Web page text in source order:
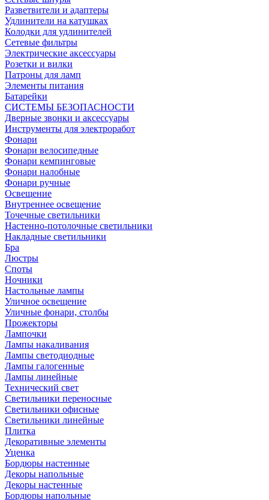
Разветвители и адаптеры
Удлинители на катушках
Колодки для удлинителей
Сетевые фильтры
Электрические аксессуары
Розетки и вилки
Патроны для ламп
Элементы питания
Батарейки
СИСТЕМЫ БЕЗОПАСНОСТИ
Дверные звонки и аксессуары
Инструменты для электроработ
Фонари
Фонари велосипедные
Фонари кемпинговые
Фонари налобные
Фонари ручные
Освещение
Внутреннее освещение
Точечные светильники
Настенно-потолочные светильники
Накладные светильники
Бра
Люстры
Споты
Ночники
Настольные лампы
Уличное освещение
Уличные фонари, столбы
Прожекторы
Лампочки
Лампы накаливания
Лампы светодиодные
Лампы галогенные
Лампы линейные
Технический свет
Светильники переносные
Светильники офисные
Светильники линейные
Плитка
Декоративные элементы
Уценка
Бордюры настенные
Декоры напольные
Декоры настенные
Бордюры напольные